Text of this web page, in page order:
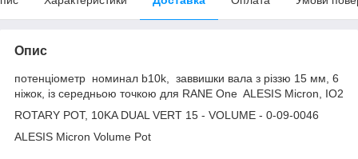
Опис
потенціометр номинал b10k, заввишки вала з різзю 15 мм, 6
ніжок, із середньою точкою для RANE One ALESIS Micron, IO2
ROTARY POT, 10KA DUAL VERT 15 - VOLUME - 0-09-0046
ALESIS Micron Volume Pot